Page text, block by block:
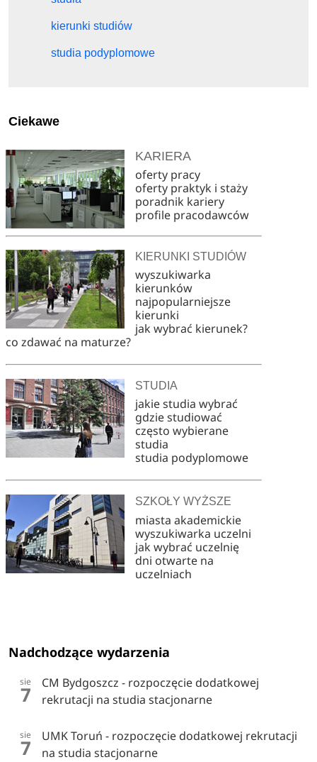
kierunki studiów
studia podyplomowe
Ciekawe
KARIERA
oferty pracy
oferty praktyk i staży
poradnik kariery
profile pracodawców
KIERUNKI STUDIÓW
wyszukiwarka
kierunków
najpopularniejsze
kierunki
jak wybrać kierunek?
co zdawać na maturze?
STUDIA
jakie studia wybrać
gdzie studiować
często wybierane
studia
studia podyplomowe
SZKOŁY WYŻSZE
miasta akademickie
wyszukiwarka uczelni
jak wybrać uczelnię
dni otwarte na
uczelniach
Nadchodzące wydarzenia
sie
7
CM Bydgoszcz - rozpoczęcie dodatkowej
rekrutacji na studia stacjonarne
sie
7
UMK Toruń - rozpoczęcie dodatkowej rekrutacji
na studia stacjonarne